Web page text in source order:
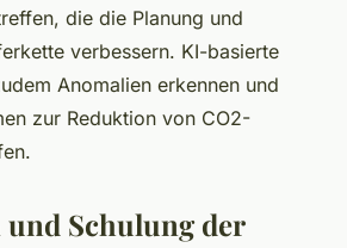
die die Planung und
verbessern. KI-basierte
Anomalien erkennen und
zur Reduktion von CO2-
und Schulung der